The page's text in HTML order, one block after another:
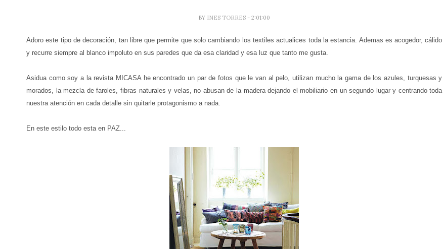
BY INES TORRES - 2:01:00
Adoro este tipo de decoración, tan libre que permite que solo cambiando los textiles actualices toda la estancia. Ademas es acogedor, cálido
y recurre siempre al blanco impoluto en sus paredes que da esa claridad y esa luz que tanto me gusta.
Asidua como soy a la revista MICASA he encontrado un par de fotos que le van al pelo, utilizan mucho la gama de los azules, turquesas y
morados, la mezcla de faroles, fibras naturales y velas, no abusan de la madera dejando el mobiliario en un segundo lugar y centrando toda
nuestra atención en cada detalle sin quitarle protagonismo a nada.
En este estilo todo esta en PAZ...